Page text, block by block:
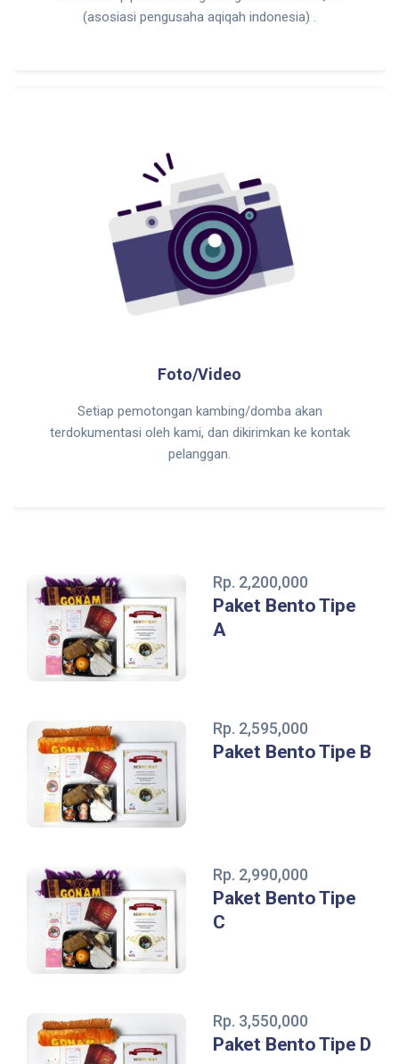
(asosiasi pengusaha aqiqah indonesia) .
Foto/Video
Setiap pemotongan kambing/domba akan
terdokumentasi oleh kami, dan dikirimkan ke kontak
pelanggan.
Rp. 2,200,000
Paket Bento Tipe
A
Rp. 2,595,000
Paket Bento Tipe B
Rp. 2,990,000
Paket Bento Tipe
C
Rp. 3,550,000
Paket Bento Tipe D